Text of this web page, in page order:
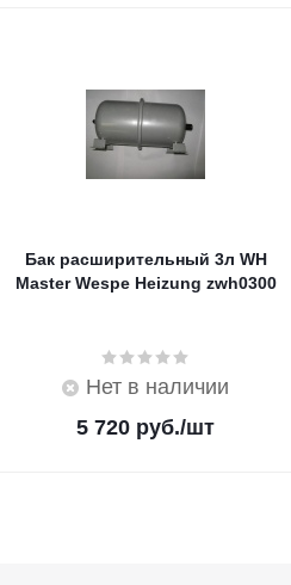
Бак расширительный 3л WH
Master Wespe Heizung zwh0300
Нет в наличии
5 720 руб./шт